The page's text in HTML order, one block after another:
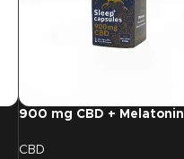
900 mg CBD + Melatonin
30 Stück
CBD